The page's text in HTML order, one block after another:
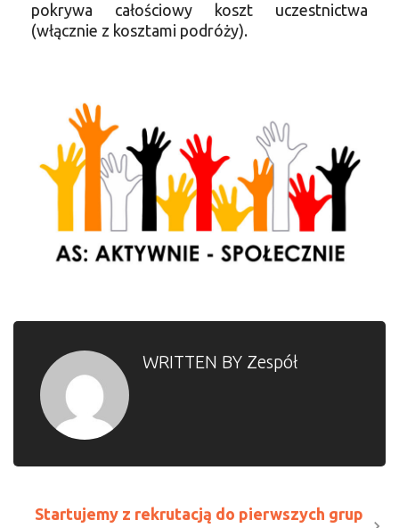
pokrywa całościowy koszt uczestnictwa
(włącznie z kosztami podróży).
WRITTEN BY Zespół
Startujemy z rekrutacją do pierwszych grup